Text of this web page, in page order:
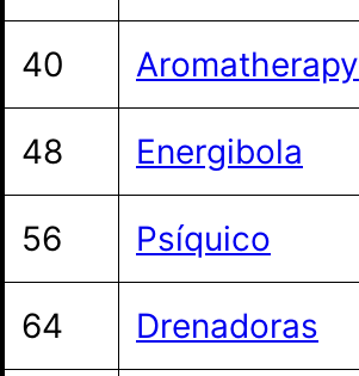
40 Aromatherapy
48 Energibola
56 Psíquico
64 Drenadoras